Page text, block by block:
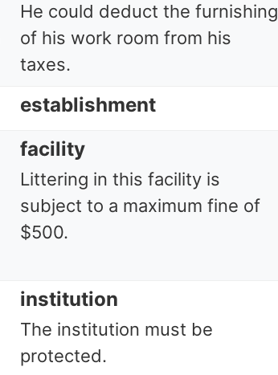
He could deduct the furnishing
of his work room from his
taxes.
establishment
facility
Littering in this facility is
subject to a maximum fine of
$500.
institution
The institution must be
protected.